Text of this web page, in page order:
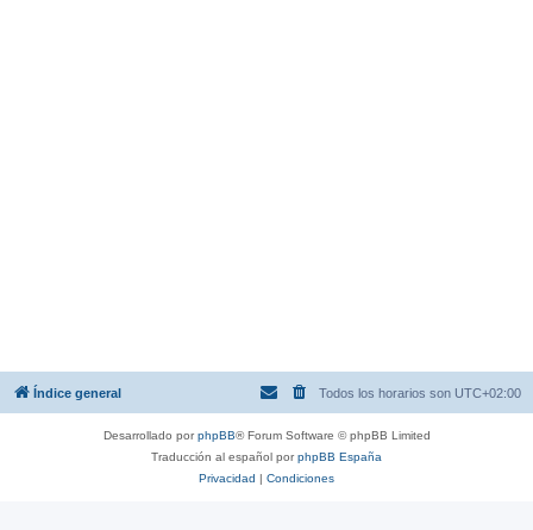
Índice general Todos los horarios son UTC+02:00
Desarrollado porphpBB® Forum Software © phpBB Limited
Traducción al español porphpBB España
Privacidad | Condiciones